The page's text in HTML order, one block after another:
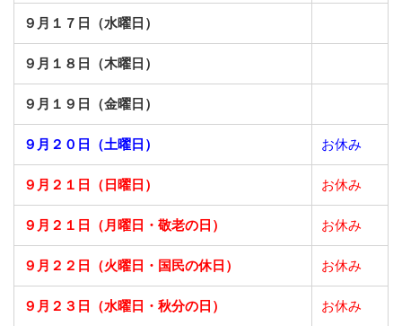
９月１７日（水曜日）
９月１８日（木曜日）
９月１９日（金曜日）
９月２０日（土曜日） お休み
９月２１日（日曜日） お休み
９月２１日（月曜日・敬老の日） お休み
９月２２日（火曜日・国民の休日） お休み
９月２３日（水曜日・秋分の日） お休み